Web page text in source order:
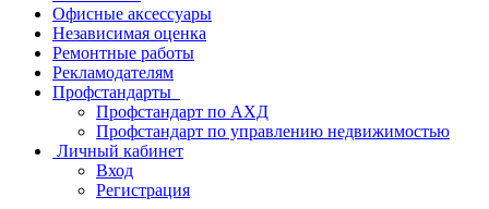
Офисные аксессуары
Независимая оценка
Ремонтные работы
Рекламодателям
Профстандарты
Профстандарт по АХД
Профстандарт по управлению недвижимостью
Личный кабинет
Вход
Регистрация